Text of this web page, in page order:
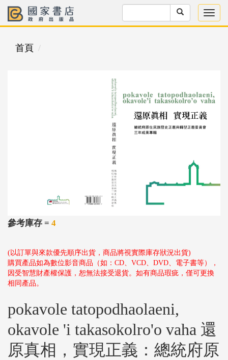
首頁
參考庫存 = 4
(以訂單與來款優先順序出貨，商品將視實際庫存狀況出貨)
購買產品如為數位影音商品（如：CD、VCD、DVD、電子書等），
因受智慧財產權保護，恕無法接受退貨。如有商品瑕疵，僅可更換
相同產品。
pokavole tatopodhaolaeni,
okavole 'i takasokolro'o vaha 還
原真相，實現正義：總統府原